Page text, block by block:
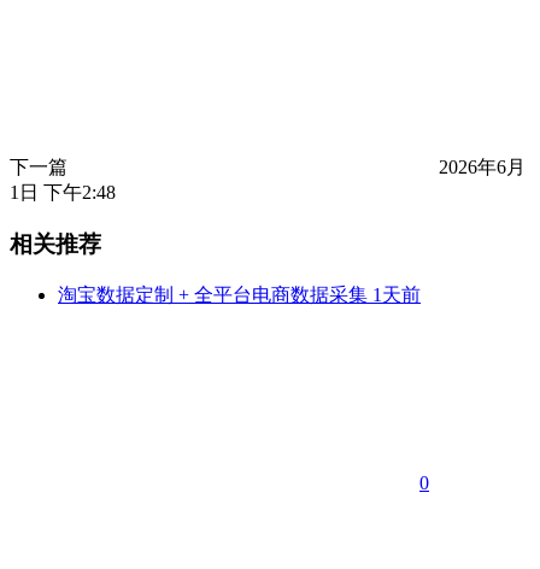
下一篇
2026年6月
1日 下午2:48
相关推荐
淘宝数据定制 + 全平台电商数据采集 1天前
0